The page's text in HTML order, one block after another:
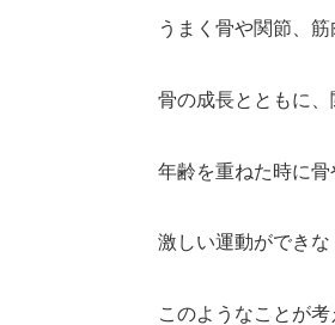
うまく骨や関節、
骨の成長とともに、
年齢を重ねた時に骨
激しい運動ができな
このようなことが考